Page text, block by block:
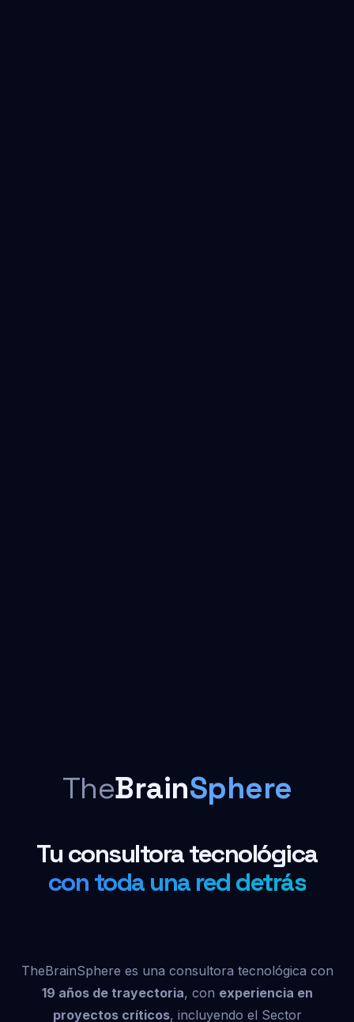
TheBrainSphere
Tu consultora tecnológica
con toda una red detrás
TheBrainSphere es una consultora tecnológica con
19 años de trayectoria, con experiencia en
proyectos críticos, incluyendo el Sector